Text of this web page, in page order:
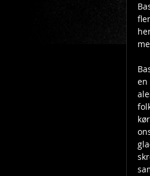
en